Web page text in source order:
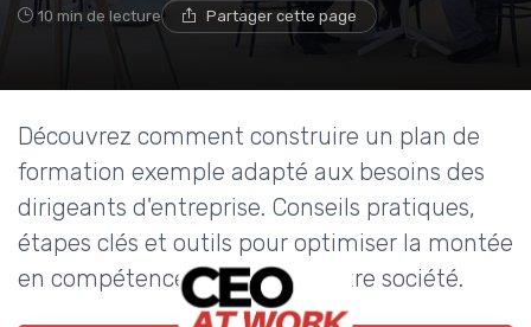
10 min de lecture Partager cette page
Découvrez comment construire un plan de
formation exemple adapté aux besoins des
dirigeants d'entreprise. Conseils pratiques,
étapes clés et outils pour optimiser la montée
en compétences au sein de votre société.